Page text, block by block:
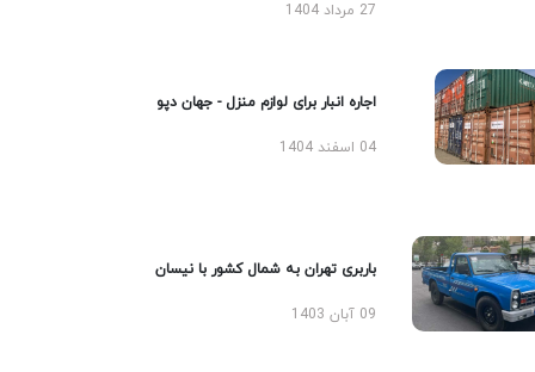
27 مرداد 1404
اجاره انبار برای لوازم منزل - جهان دپو
04 اسفند 1404
باربری تهران به شمال کشور با نیسان
09 آبان 1403